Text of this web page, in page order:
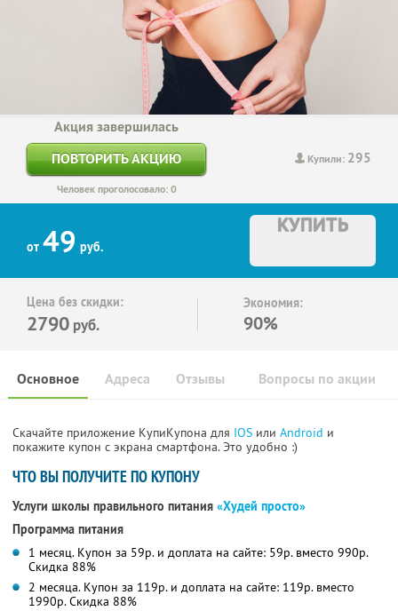
Купили: 295
Акция завершилась
ПОВТОРИТЬ АКЦИЮ
Человек проголосовало: 0
от 49 руб.
КУПИТЬ
Цена без скидки:
2790 руб.
Экономия:
90%
Основное Отзывы Вопросы по акции
Адреса
Скачайте приложение КупиКупона для IOS или Android и
покажите купон с экрана смартфона. Это удобно :)
ЧТО ВЫ ПОЛУЧИТЕ ПО КУПОНУ
Услуги школы правильного питания «Худей просто»
Программа питания
1 месяц. Купон за 59р. и доплата на сайте: 59р. вместо 990р.
Скидка 88%
2 месяца. Купон за 119р. и доплата на сайте: 119р. вместо
1990р. Скидка 88%